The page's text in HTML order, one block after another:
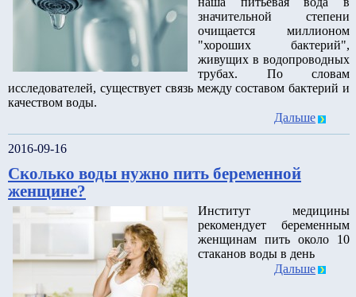
значительной степени
очищается миллионом
"хороших бактерий",
живущих в водопроводных
трубах. По словам
исследователей, существует связь между составом бактерий и
качеством воды.
Дальше
2016-09-16
Сколько воды нужно пить беременной
женщине?
Институт медицины
рекомендует беременным
женщинам пить около 10
стаканов воды в день
Дальше